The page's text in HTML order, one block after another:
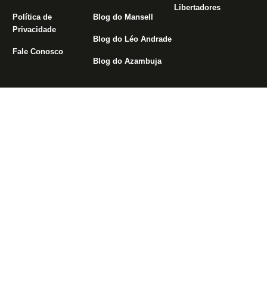
Política de
Privacidade
Fale Conosco
Blog do Mansell
Blog do Léo Andrade
Blog do Azambuja
Libertadores